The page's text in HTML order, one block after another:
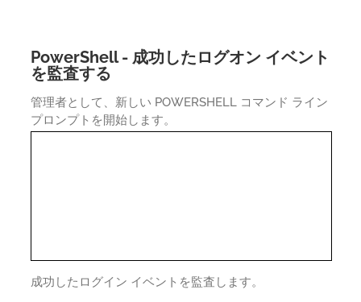
PowerShell - 成功したログオン イベント
を監査する
管理者として、新しい POWERSHELL コマンド ライン
プロンプトを開始します。
成功したログイン イベントを監査します。